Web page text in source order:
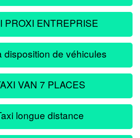
PROXI ENTREPRISE
disposition de véhicules
VAN 7 PLACES
longue distance